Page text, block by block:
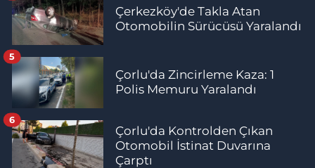
Çerkezköy'de Takla Atan
Otomobilin Sürücüsü Yaralandı
Çorlu'da Zincirleme Kaza: 1
Polis Memuru Yaralandı
5
Çorlu'da Kontrolden Çıkan
Otomobil İstinat Duvarına
Çarptı
6